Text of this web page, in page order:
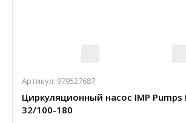
Артикул: 979527687
Циркуляционный насос IMP Pumps
32/100-180